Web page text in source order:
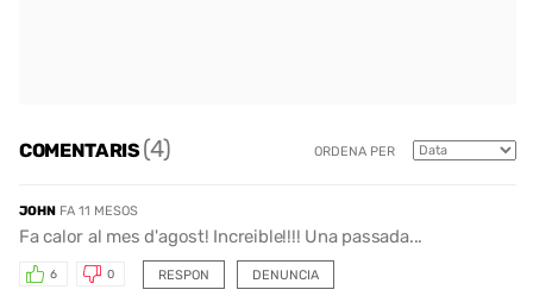
COMENTARIS(4) ORDENA PER
JOHN FA 11 MESOS
Fa calor al mes d'agost! Increible!!!! Una passada...
RESPON
6 0 DENUNCIA